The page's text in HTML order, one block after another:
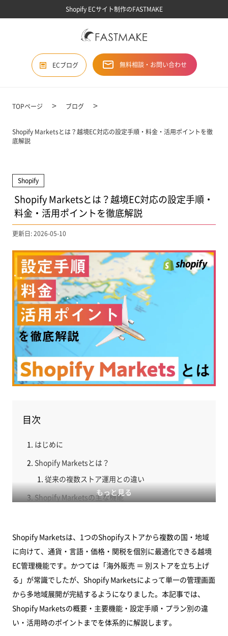
Shopify ECサイト制作のFASTMAKE
ECブログ 無料相談・お問い合わせ
TOPページ ブログ
Shopify Marketsとは？越境EC対応の設定手順・料金・活用ポイントを徹
底解説
Shopify
Shopify Marketsとは？越境EC対応の設定手順・
料金・活用ポイントを徹底解説
更新日: 2026-05-10
もっと見る
目次
はじめに
Shopify Marketsとは？
従来の複数ストア運用との違い
Shopify Marketsの主な機能
マーケットごとの価格設定
関税・輸入税の計算と表示
ドメイン構成の選択
マーケットごとの商品カタログ管理
テーマ・チェックアウトのカスタマイズ
Shopify Marketsの設定手順
Shopify Marketsは、1つのShopifyストアから複数の国・地域
に向けて、通貨・言語・価格・関税を個別に最適化できる越境
EC管理機能です。かつては「海外販売 ＝ 別ストアを立ち上げ
る」が常識でしたが、Shopify Marketsによって単一の管理画面
から多地域展開が完結するようになりました。本記事では、
Shopify Marketsの概要・主要機能・設定手順・プラン別の違
い・活用時のポイントまでを体系的に解説します。